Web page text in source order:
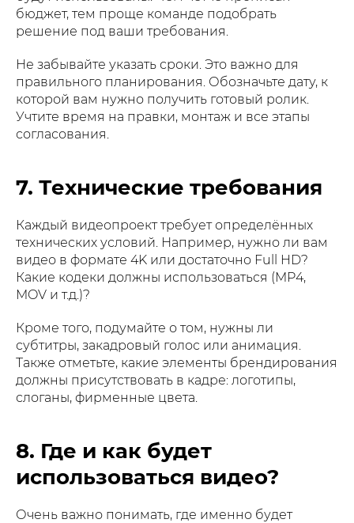
бюджет, тем проще команде подобрать
решение под ваши требования.
Не забывайте указать сроки. Это важно для
правильного планирования. Обозначьте дату, к
которой вам нужно получить готовый ролик.
Учтите время на правки, монтаж и все этапы
согласования.
7. Технические требования
Каждый видеопроект требует определённых
технических условий. Например, нужно ли вам
видео в формате 4K или достаточно Full HD?
Какие кодеки должны использоваться (MP4,
MOV и т.д.)?
Кроме того, подумайте о том, нужны ли
субтитры, закадровый голос или анимация.
Также отметьте, какие элементы брендирования
должны присутствовать в кадре: логотипы,
слоганы, фирменные цвета.
8. Где и как будет
использоваться видео?
Очень важно понимать, где именно будет